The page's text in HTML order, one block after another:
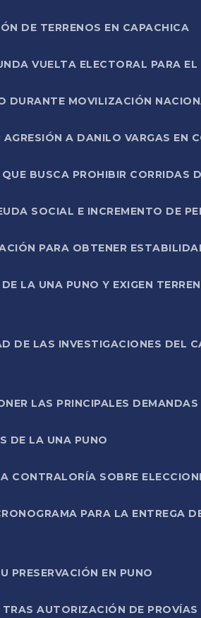
DE TERRENOS EN CAPACHICA
VUELTA ELECTORAL PARA
DURANTE MOVILIZACIÓN
A DANILO VARGAS EN
BUSCA PROHIBIR CORRIDAS
SOCIAL E INCREMENTO DE
PARA OBTENER
LA UNA PUNO Y EXIGEN
DE LAS INVESTIGACIONES DEL
LAS PRINCIPALES
DE LA UNA PUNO
CONTRALORÍA SOBRE
PARA LA ENTREGA
PRESERVACIÓN EN PUNO
AUTORIZACIÓN DE